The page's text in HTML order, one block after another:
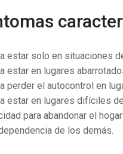
estar solo en situaciones
estar en lugares
perder el autocontrol en
estar en lugares difíciles
para abandonar el
de los demás.